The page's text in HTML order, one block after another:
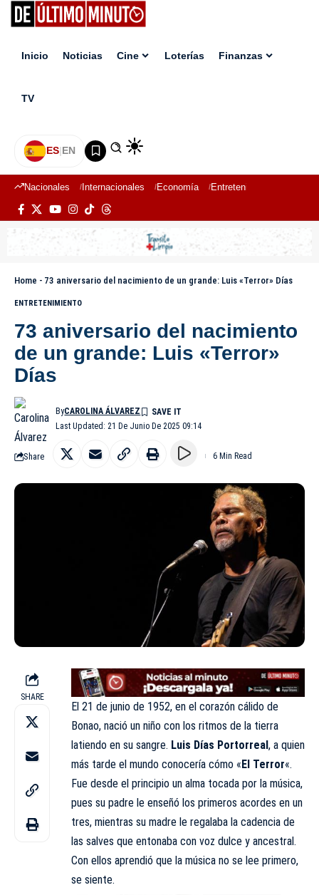
Inicio Noticias Cine Loterías Finanzas
TV
ES|EN
Nacionales Internacionales Economía Entretenimiento
Home - 73 aniversario del nacimiento de un grande: Luis «Terror» Días
ENTRETENIMIENTO
73 aniversario del nacimiento
de un grande: Luis «Terror»
Días
Last Updated: 21 De Junio De 2025 09:14
ByCAROLINA ÁLVAREZ
Share 6 Min Read
SHARE
El 21 de junio de 1952, en el corazón cálido de
Bonao, nació un niño con los ritmos de la tierra
latiendo en su sangre. Luis Días Portorreal , a quien
más tarde el mundo conocería cómo « El Terror«.
Fue desde el principio un alma tocada por la música,
pues su padre le enseñó los primeros acordes en un
tres, mientras su madre le regalaba la cadencia de
las salves que entonaba con voz dulce y ancestral.
Con ellos aprendió que la música no se lee primero,
se siente.